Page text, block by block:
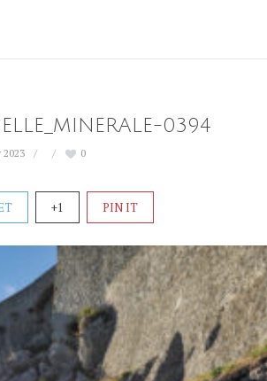
0394
0
+1 PIN IT